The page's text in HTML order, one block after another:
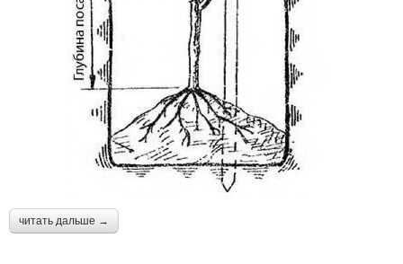
читать дальше →